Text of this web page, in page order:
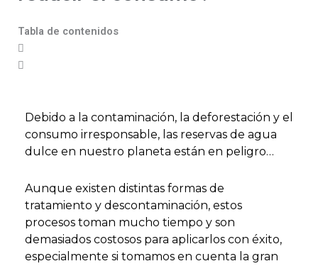
Tabla de contenidos
Debido a la contaminación, la deforestación y el
consumo irresponsable, las reservas de agua
dulce en nuestro planeta están en peligro…
Aunque existen distintas formas de
tratamiento y descontaminación, estos
procesos toman mucho tiempo y son
demasiados costosos para aplicarlos con éxito,
especialmente si tomamos en cuenta la gran